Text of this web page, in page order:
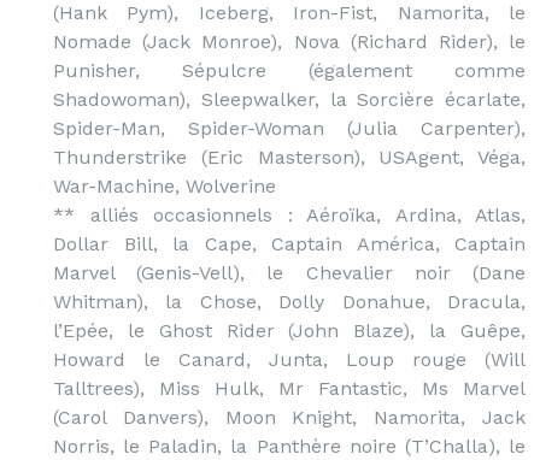
(Hank Pym), Iceberg, Iron-Fist, Namorita, le
Nomade (Jack Monroe), Nova (Richard Rider), le
Punisher, Sépulcre (également comme
Shadowoman), Sleepwalker, la Sorcière écarlate,
Spider-Man, Spider-Woman (Julia Carpenter),
Thunderstrike (Eric Masterson), USAgent, Véga,
War-Machine, Wolverine
** alliés occasionnels : Aéroïka, Ardina, Atlas,
Dollar Bill, la Cape, Captain América, Captain
Marvel (Genis-Vell), le Chevalier noir (Dane
Whitman), la Chose, Dolly Donahue, Dracula,
l’Epée, le Ghost Rider (John Blaze), la Guêpe,
Howard le Canard, Junta, Loup rouge (Will
Talltrees), Miss Hulk, Mr Fantastic, Ms Marvel
(Carol Danvers), Moon Knight, Namorita, Jack
Norris, le Paladin, la Panthère noire (T’Challa), le